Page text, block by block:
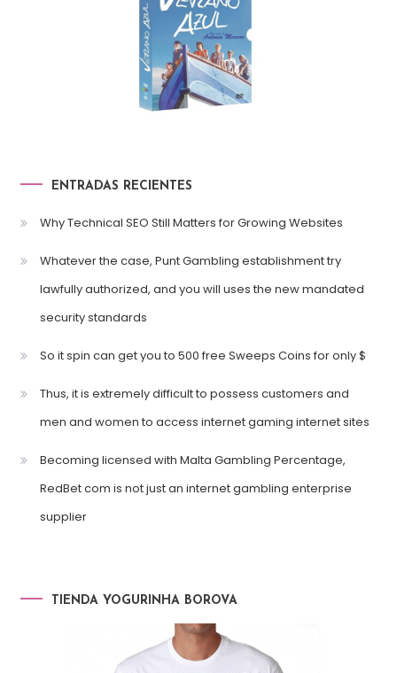
ENTRADAS RECIENTES
Why Technical SEO Still Matters for Growing Websites
Whatever the case, Punt Gambling establishment try
lawfully authorized, and you will uses the new mandated
security standards
So it spin can get you to 500 free Sweeps Coins for only $
Thus, it is extremely difficult to possess customers and
men and women to access internet gaming internet sites
Becoming licensed with Malta Gambling Percentage,
RedBet com is not just an internet gambling enterprise
supplier
TIENDA YOGURINHA BOROVA